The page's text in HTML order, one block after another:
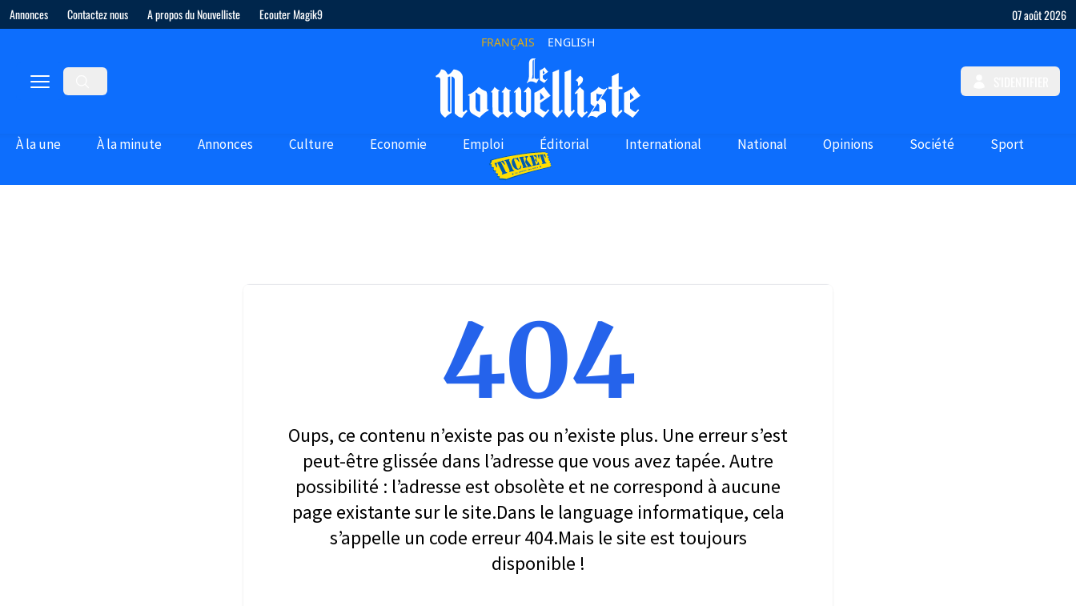
Annonces Contactez nous A propos du Nouvelliste Ecouter Magik9 07 août 2026
FRANÇAIS ENGLISH
À la une À la minute Annonces Culture Economie Emploi Éditorial International National Opinions Société Sport
404
Oups, ce contenu n’existe pas ou n’existe plus. Une erreur s’est
peut-être glissée dans l’adresse que vous avez tapée. Autre
possibilité : l’adresse est obsolète et ne correspond à aucune
page existante sur le site.Dans le language informatique, cela
s’appelle un code erreur 404.Mais le site est toujours
disponible !